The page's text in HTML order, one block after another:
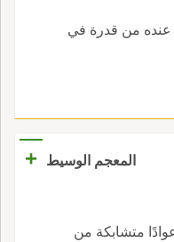
من قدرة في
المعجم الوسيط +
متشابكة من